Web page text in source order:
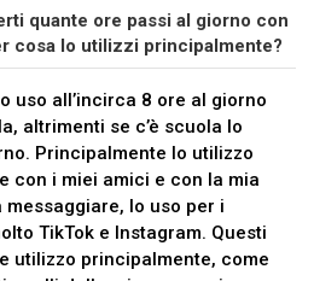
quante ore passi al giorno con
cosa lo utilizzi principalmente?
uso all’incirca 8 ore al giorno
altrimenti se c’è scuola lo
Principalmente lo utilizzo
con i miei amici e con la mia
lo uso per i
TikTok e Instagram. Questi
utilizzo principalmente, come